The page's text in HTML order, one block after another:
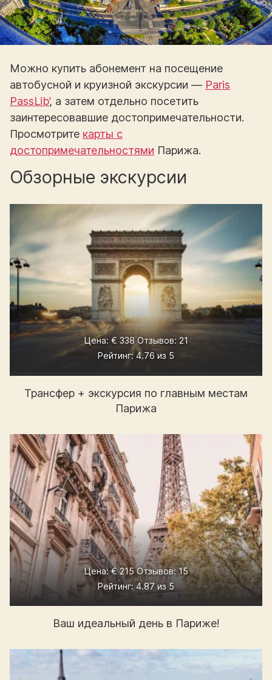
Можно купить абонемент на посещение
автобусной и круизной экскурсии — Paris
PassLib’, а затем отдельно посетить
заинтересовавшие достопримечательности.
Просмотрите карты с
достопримечательностями Парижа.
Обзорные экскурсии
Цена: € 338 Отзывов: 21
Рейтинг: 4.76 из 5
Трансфер + экскурсия по главным местам
Парижа
Цена: € 215 Отзывов: 15
Рейтинг: 4.87 из 5
Ваш идеальный день в Париже!